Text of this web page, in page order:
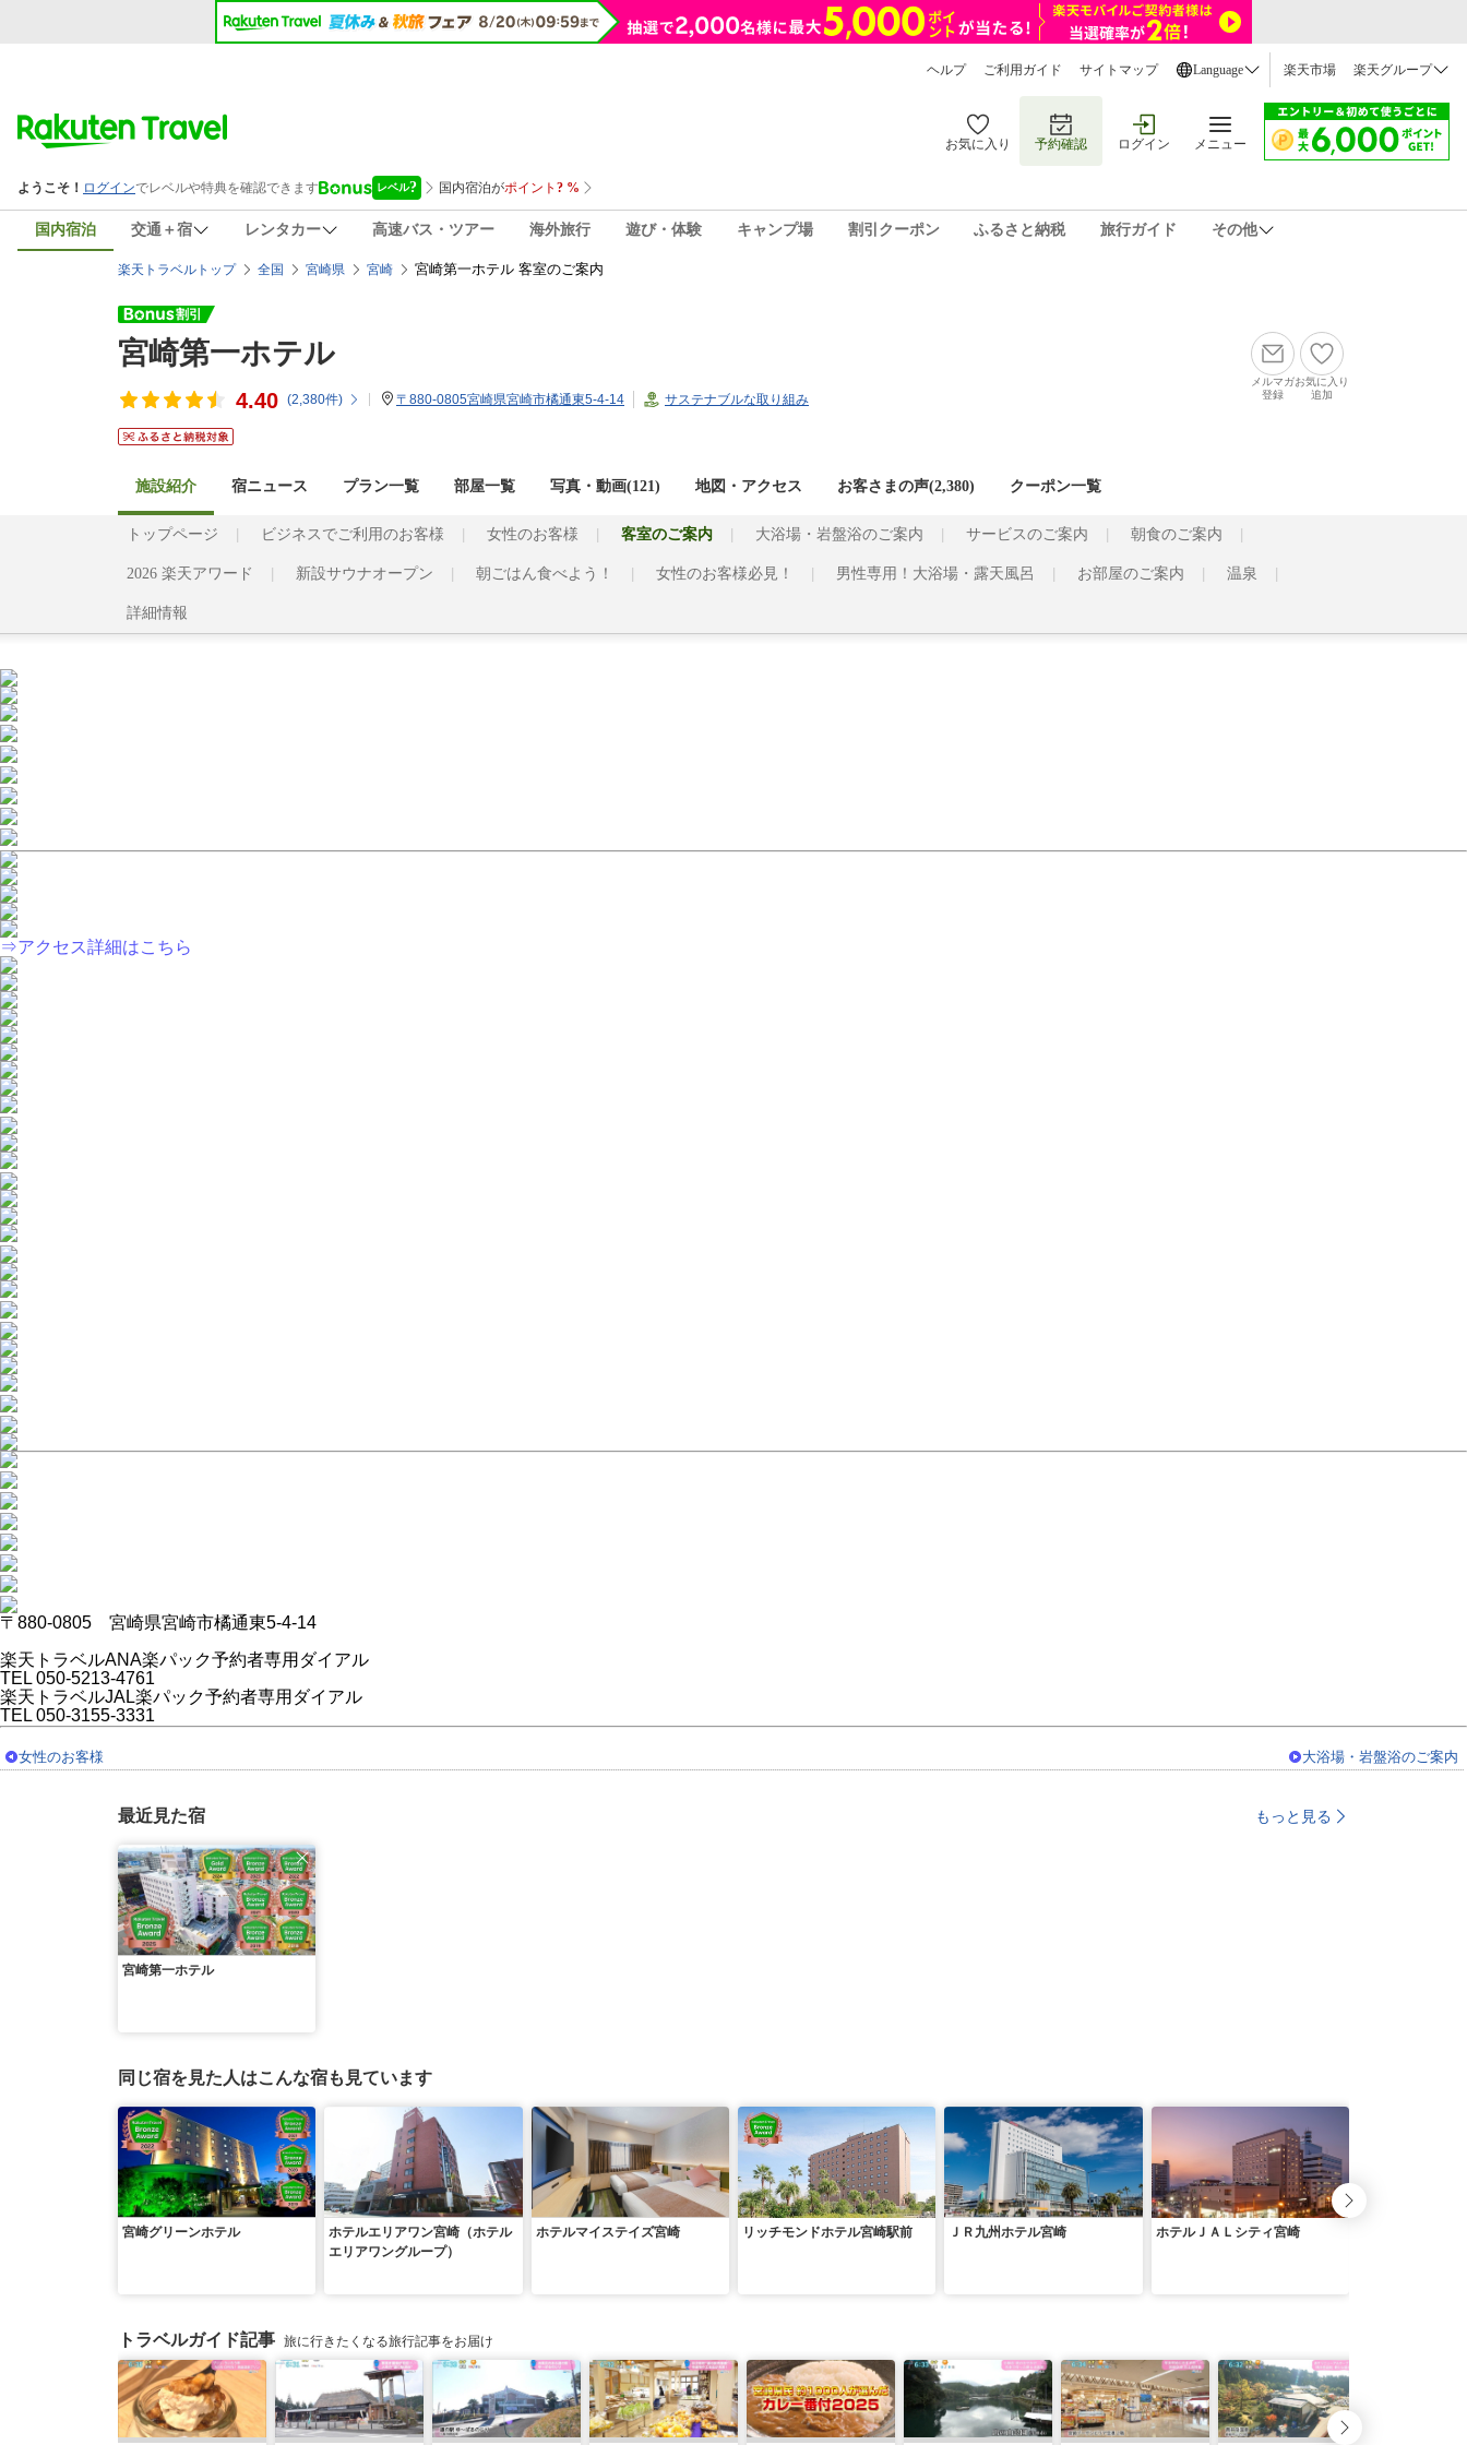
ヘルプ ご利用ガイド サイトマップ Language 楽天市場 楽天グループ
お気に入り 予約確認 ログイン メニュー
国内宿泊 交通＋宿 レンタカー 高速バス・ツアー 海外旅行 遊び・体験 キャンプ場 割引クーポン ふるさと納税 旅行ガイド その他
楽天トラベルトップ 全国 宮崎県 宮崎 宮崎第一ホテル 客室のご案内
宮崎第一ホテル
4.40 (2,380件) 〒880-0805宮崎県宮崎市橘通東5-4-14 サステナブルな取り組み
メルマガ
登録
お気に入り
追加
施設紹介 宿ニュース プラン一覧 部屋一覧 写真・動画(121) 地図・アクセス お客さまの声(2,380) クーポン一覧
トップページ ビジネスでご利用のお客様 女性のお客様 客室のご案内 大浴場・岩盤浴のご案内 サービスのご案内 朝食のご案内
2026 楽天アワード 新設サウナオープン 朝ごはん食べよう！ 女性のお客様必見！ 男性専用！大浴場・露天風呂 お部屋のご案内 温泉
詳細情報
⇒アクセス詳細はこちら
〒880-0805 宮崎県宮崎市橘通東5-4-14
楽天トラベルANA楽パック予約者専用ダイアル
TEL 050-5213-4761
楽天トラベルJAL楽パック予約者専用ダイアル
TEL 050-3155-3331
女性のお客様 大浴場・岩盤浴のご案内
最近見た宿 もっと見る
宮崎第一ホテル
同じ宿を見た人はこんな宿も見ています
宮崎グリーンホテル
ホテルエリアワン宮崎（ホテル
エリアワングループ）
ホテルマイステイズ宮崎 リッチモンドホテル宮崎駅前 ＪＲ九州ホテル宮崎 ホテルＪＡＬシティ宮崎
トラベルガイド記事 旅に行きたくなる旅行記事をお届け